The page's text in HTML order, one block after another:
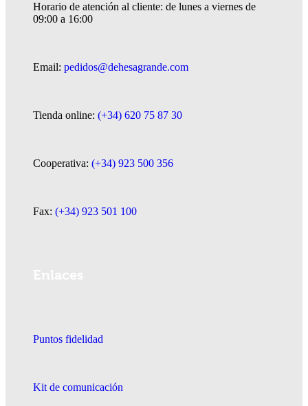
Horario de atención al cliente: de lunes a viernes de
09:00 a 16:00
Email: pedidos@dehesagrande.com
Tienda online: (+34) 620 75 87 30
Cooperativa: (+34) 923 500 356
Fax: (+34) 923 501 100
Puntos fidelidad
Kit de comunicación